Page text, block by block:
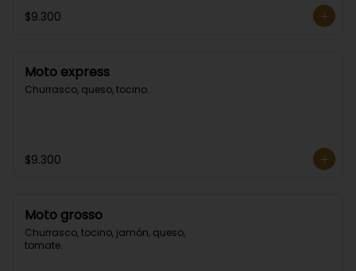
$9.300
Moto express
Churrasco, queso, tocino.
$9.300
Moto grosso
Churrasco, tocino, jamón, queso,
tomate.